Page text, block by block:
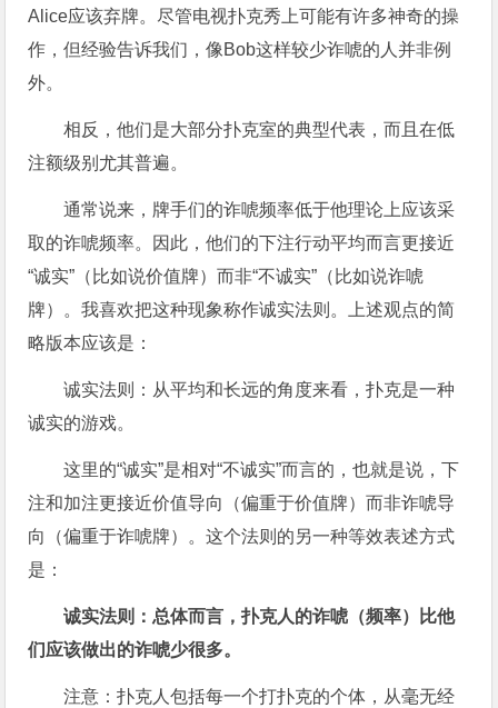
Alice应该弃牌。尽管电视扑克秀上可能有许多神奇的操
作，但经验告诉我们，像Bob这样较少诈唬的人并非例
外。
相反，他们是大部分扑克室的典型代表，而且在低
注额级别尤其普遍。
通常说来，牌手们的诈唬频率低于他理论上应该采
取的诈唬频率。因此，他们的下注行动平均而言更接近
“诚实”（比如说价值牌）而非“不诚实”（比如说诈唬
牌）。我喜欢把这种现象称作诚实法则。上述观点的简
略版本应该是：
诚实法则：从平均和长远的角度来看，扑克是一种
诚实的游戏。
这里的“诚实”是相对“不诚实”而言的，也就是说，下
注和加注更接近价值导向（偏重于价值牌）而非诈唬导
向（偏重于诈唬牌）。这个法则的另一种等效表述方式
是：
诚实法则：总体而言，扑克人的诈唬（频率）比他
们应该做出的诈唬少很多。
注意：扑克人包括每一个打扑克的个体，从毫无经